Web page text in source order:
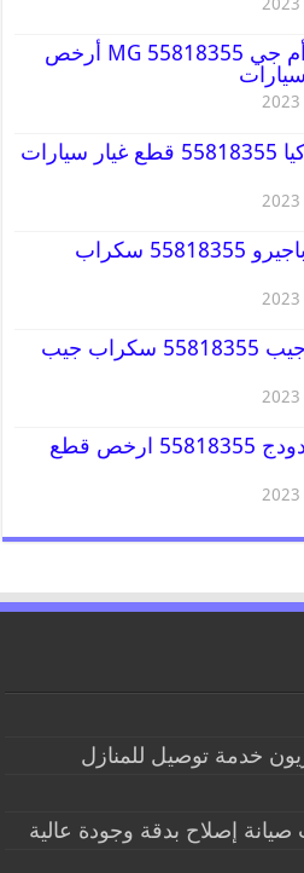
قطع غيار أم جي MG 55818355 أرخص
قطع غيار كيا 55818355 قطع غيار سيارات
قطع غيار باجيرو 55818355 سكراب
قطع غيار جيب 55818355 سكراب جيب
قطع غيار دودج 55818355 ارخص قطع
خدمة توصيل للمنازل
إصلاح بدقة وجودة عالية